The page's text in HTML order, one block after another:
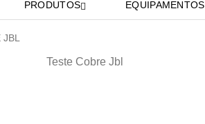
PRODUTOS EQUIPAMENTOS